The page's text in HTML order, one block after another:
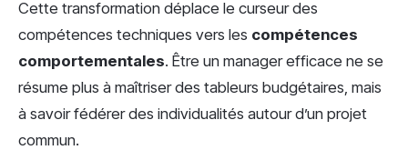
Cette transformation déplace le curseur des
compétences techniques vers les compétences
comportementales. Être un manager efficace ne se
résume plus à maîtriser des tableurs budgétaires, mais
à savoir fédérer des individualités autour d’un projet
commun.